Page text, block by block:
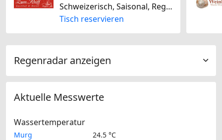
Schweizerisch, Saisonal, Regional
Tisch reservieren
Regenradar anzeigen
Aktuelle Messwerte
Wassertemperatur
Murg 24.5 °C